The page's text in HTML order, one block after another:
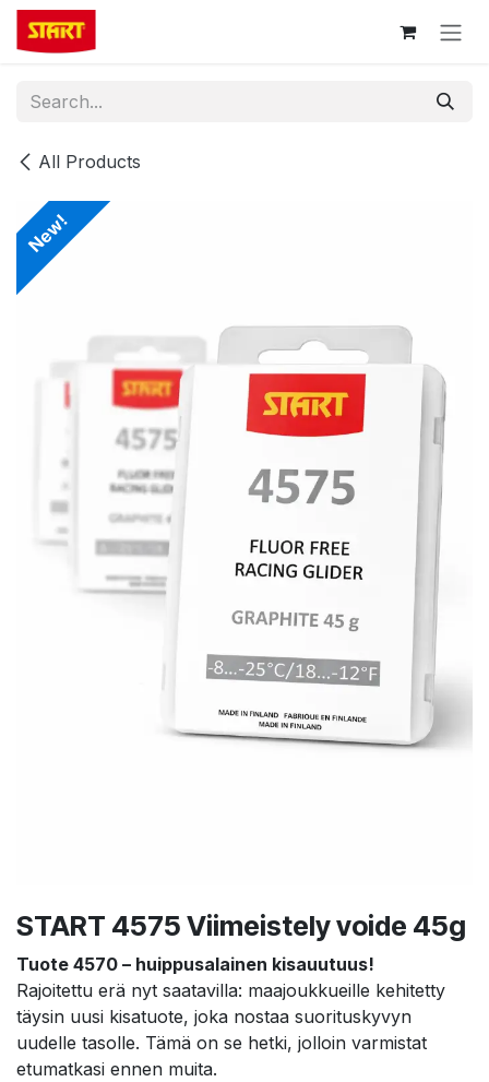
Skip to Content
All Products
New!
START 4575 Viimeistely voide 45g
Tuote 4570 – huippusalainen kisauutuus!
Rajoitettu erä nyt saatavilla: maajoukkueille kehitetty
täysin uusi kisatuote, joka nostaa suorituskyvyn
uudelle tasolle. Tämä on se hetki, jolloin varmistat
etumatkasi ennen muita.